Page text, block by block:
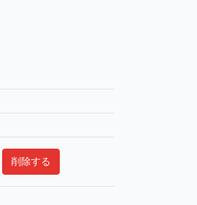
削除する